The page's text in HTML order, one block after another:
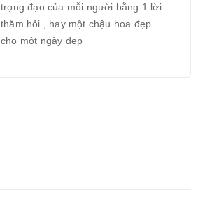
trọng đạo của mỗi người bằng 1 lời
thăm hỏi , hay một chậu hoa đẹp
cho một ngày đẹp